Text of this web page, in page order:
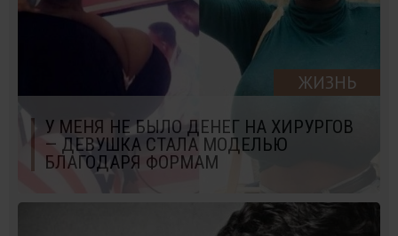
ЖИЗНЬ
У МЕНЯ НЕ БЫЛО ДЕНЕГ НА ХИРУРГОВ
— ДЕВУШКА СТАЛА МОДЕЛЬЮ
БЛАГОДАРЯ ФОРМАМ